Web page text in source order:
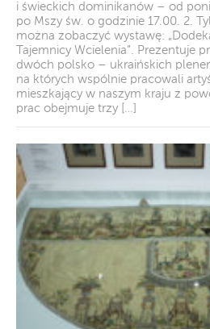
i świeckich dominikanów – od
po Mszy św. o godzinie 17.00. 2.
można zobaczyć wystawę:
Tajemnicy Wcielenia”. Prezentuje
dwóch polsko – ukraińskich
na których wspólnie pracowali
mieszkający w naszym kraju z
prac obejmuje trzy […]